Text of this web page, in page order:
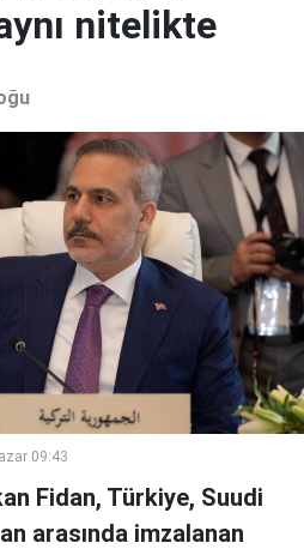
nitelikte
09:43
Fidan, Türkiye, Suudi
arasında imzalanan